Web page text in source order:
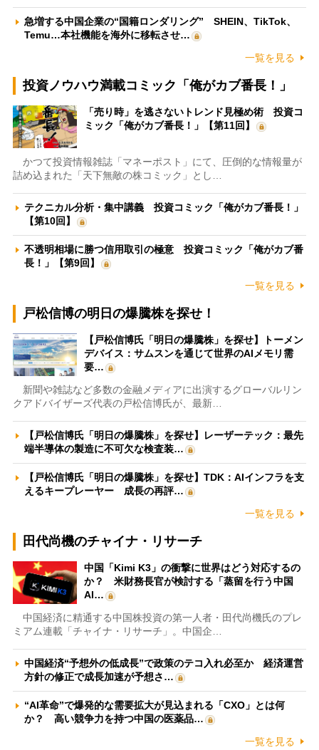
急増する中国企業の“国籍ロンダリング” SHEIN、TikTok、
Temu…本社機能を海外に移転させ…
一覧を見る
投資ノウハウ満載コミック「俺がカブ番長！」
「売り時」を逃さないトレンド見極め術 投資コ
ミック「俺がカブ番長！」【第11回】
かつて投資情報雑誌「マネーポスト」にて、圧倒的な情報量が
詰め込まれた「天下無敵の株コミック」とし…
テクニカル分析・集中講義 投資コミック「俺がカブ番長！」
【第10回】
不透明相場に勝つ信用取引の極意 投資コミック「俺がカブ番
長！」【第9回】
一覧を見る
戸松信博の明日の爆騰株を探せ！
【戸松信博氏「明日の爆騰株」を探せ】トーメン
デバイス：サムスンを通じて世界のAIメモリ需
要…
新聞や雑誌など多数の金融メディアに出演するグローバルリン
クアドバイザーズ代表の戸松信博氏が、最新…
【戸松信博氏「明日の爆騰株」を探せ】レーザーテック：最先
端半導体の製造に不可欠な検査装…
【戸松信博氏「明日の爆騰株」を探せ】TDK：AIインフラを支
えるキープレーヤー 成長の再評…
一覧を見る
田代尚機のチャイナ・リサーチ
中国「Kimi K3」の衝撃に世界はどう対応するの
か？ 米財務長官が検討する「蒸留を行う中国
AI…
中国経済に精通する中国株投資の第一人者・田代尚機氏のプレ
ミアム連載「チャイナ・リサーチ」。中国企…
中国経済“予想外の低成長”で政策のテコ入れ必至か 経済運営
方針の修正で成長加速が予想さ…
“AI革命”で爆発的な需要拡大が見込まれる「CXO」とは何
か？ 高い競争力を持つ中国の医薬品…
一覧を見る